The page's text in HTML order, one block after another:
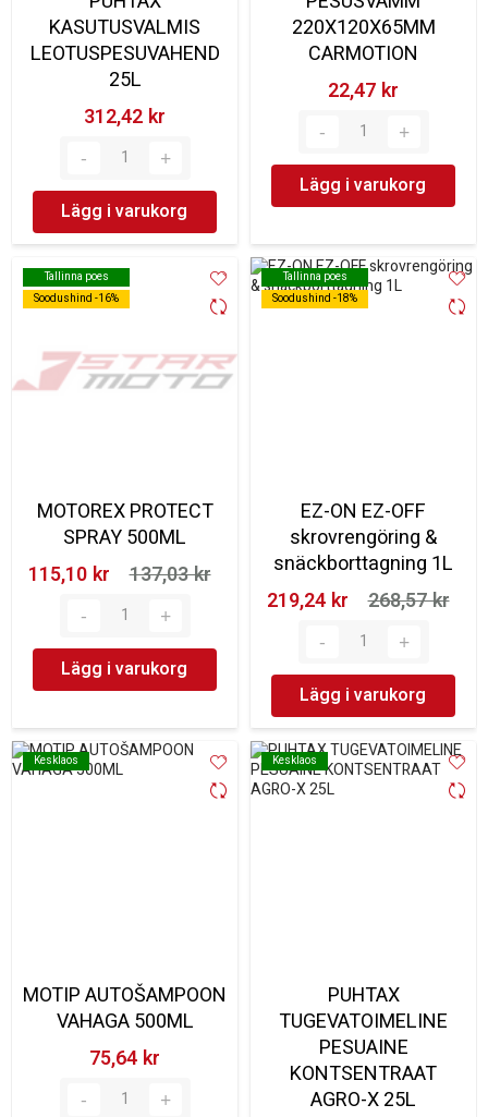
KASUTUSVALMIS
LEOTUSPESUVAHEND
25L
312,42 kr‎
Lägg i varukorg
220X120X65MM
CARMOTION
22,47 kr‎
Lägg i varukorg
Tallinna poes
Soodushind -16%
Tallinna poes
Soodushind -16%
MOTOREX PROTECT
SPRAY 500ML
115,10 kr‎
137,03 kr‎
Lägg i varukorg
Tallinna poes
Soodushind -18%
Tallinna poes
Soodushind -18%
EZ-ON EZ-OFF
skrovrengöring &
snäckborttagning 1L
219,24 kr‎
268,57 kr‎
Lägg i varukorg
Kesklaos
Kesklaos
MOTIP AUTOŠAMPOON
VAHAGA 500ML
75,64 kr‎
Kesklaos
Kesklaos
PUHTAX
TUGEVATOIMELINE
PESUAINE
KONTSENTRAAT
AGRO-X 25L